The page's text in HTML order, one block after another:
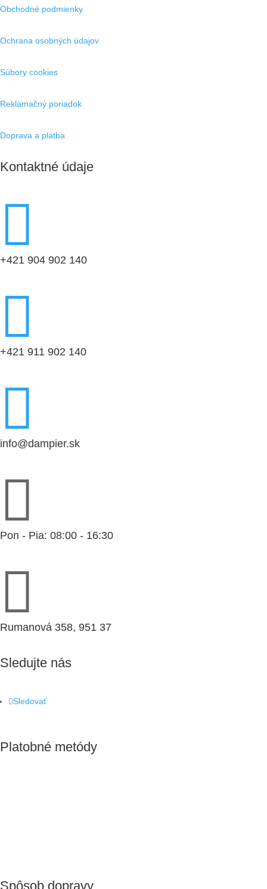
Obchodné podmienky
Ochrana osobných údajov
Súbory cookies
Reklamačný poriadok
Doprava a platba
Kontaktné údaje

+421 904 902 140

+421 911 902 140

info@dampier.sk

Pon - Pia: 08:00 - 16:30

Rumanová 358, 951 37
Sledujte nás
Sledovať
Platobné metódy
Spôsob dopravy